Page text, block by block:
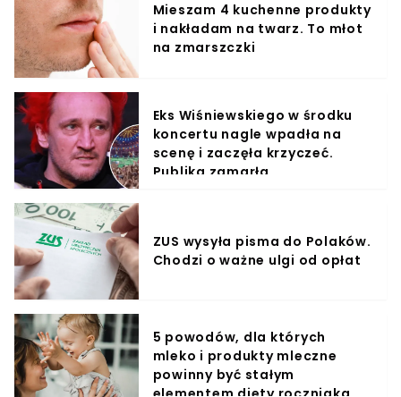
Mieszam 4 kuchenne produkty
i nakładam na twarz. To młot
na zmarszczki
Eks Wiśniewskiego w środku
koncertu nagle wpadła na
scenę i zaczęła krzyczeć.
Publika zamarła
ZUS wysyła pisma do Polaków.
Chodzi o ważne ulgi od opłat
5 powodów, dla których
mleko i produkty mleczne
powinny być stałym
elementem diety roczniaka